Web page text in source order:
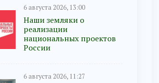
6 августа 2026, 13:00
Наши земляки о
реализации
национальных проектов
России
6 августа 2026, 11:27